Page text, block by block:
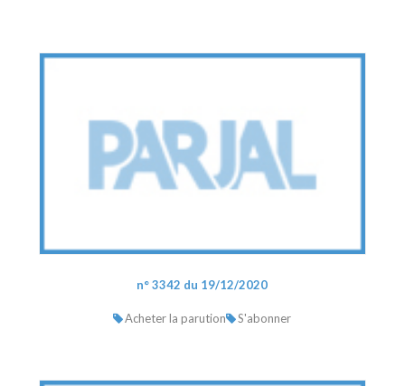
n° 3342 du 19/12/2020
Acheter la parution S'abonner